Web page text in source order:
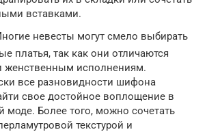
вставками.
невесты могут смело выбирать
платья, так как они отличаются
исполнениям.
все разновидности шифона
свое достойное воплощение в
моде. Более того, можно сочетать
текстурой и